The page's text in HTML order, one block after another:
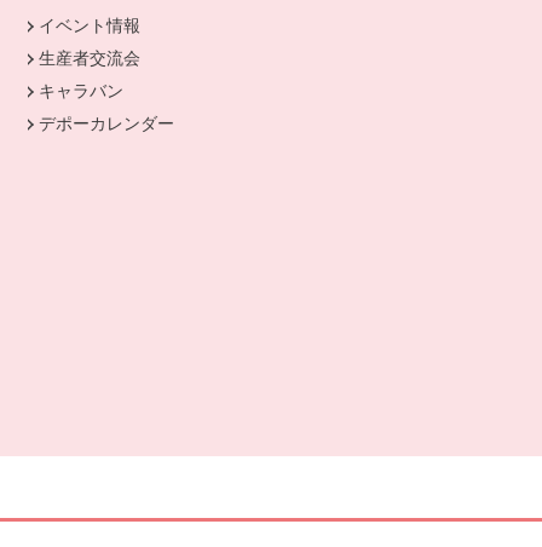
イベント情報
生産者交流会
キャラバン
デポーカレンダー